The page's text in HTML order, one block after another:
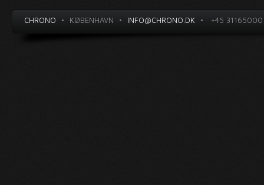
CHRONO • KØBENHAVN • INFO@CHRONO.DK • +45 31165000